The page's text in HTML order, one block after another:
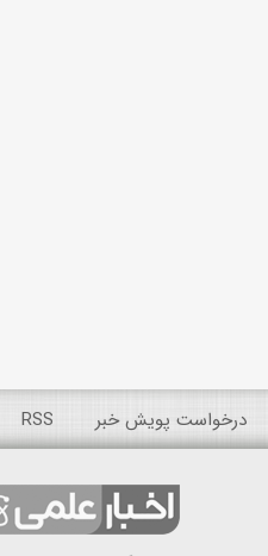
درخواست پویش خبر RSS